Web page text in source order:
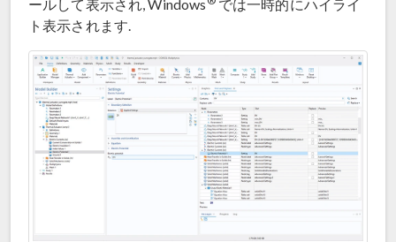
ールして表示され, Windows
では一時的にハイライ
ト表示されます.